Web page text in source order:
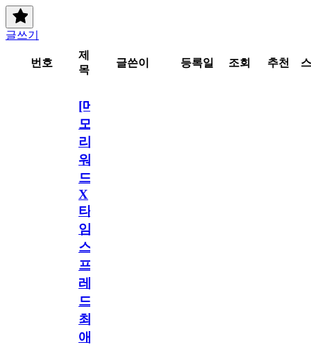
글쓰기
번호
제
목
글쓴이 등록일 조회 추천
[메
모
리
워
드
X
타
임
스
프
레
드]
최
애